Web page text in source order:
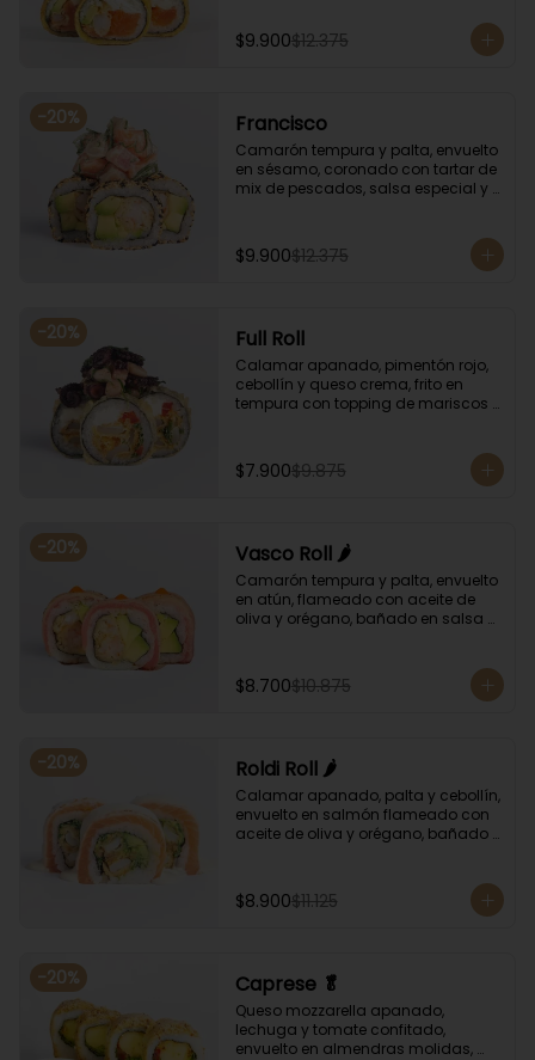
$9.900$12.375
-20% Francisco
Camarón tempura y palta, envuelto
en sésamo, coronado con tartar de
mix de pescados, salsa especial y
$9.900$12.375
-20% Full Roll
Calamar apanado, pimentón rojo,
cebollín y queso crema, frito en
tempura con topping de mariscos
$7.900$9.875
-20% Vasco Roll 🌶️
Camarón tempura y palta, envuelto
en atún, flameado con aceite de
oliva y orégano, bañado en salsa
$8.700$10.875
-20% Roldi Roll 🌶️
Calamar apanado, palta y cebollín,
envuelto en salmón flameado con
aceite de oliva y orégano, bañado
$8.900$11.125
-20% Caprese 🥬
Queso mozzarella apanado,
lechuga y tomate confitado,
envuelto en almendras molidas,